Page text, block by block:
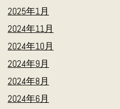
2025年1月
2024年11月
2024年10月
2024年9月
2024年8月
2024年6月